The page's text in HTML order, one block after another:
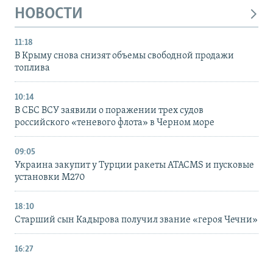
НОВОСТИ
11:18
В Крыму снова снизят объемы свободной продажи
топлива
10:14
В СБС ВСУ заявили о поражении трех судов
российского «теневого флота» в Черном море
09:05
Украина закупит у Турции ракеты ATACMS и пусковые
установки M270
18:10
Старший сын Кадырова получил звание «героя Чечни»
16:27